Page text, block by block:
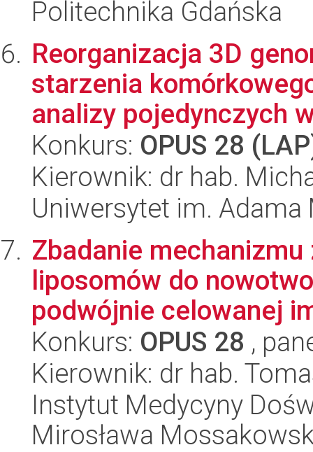
Politechnika Gdańska
Reorganizacja 3D
starzenia
analizy pojedynczych
Konkurs: OPUS 28
Kierownik: dr hab.
Uniwersytet im.
Zbadanie
liposomów do
podwójnie celowanej
Konkurs: OPUS 28 ,
Kierownik: dr hab.
Instytut Medycyny
Mirosława